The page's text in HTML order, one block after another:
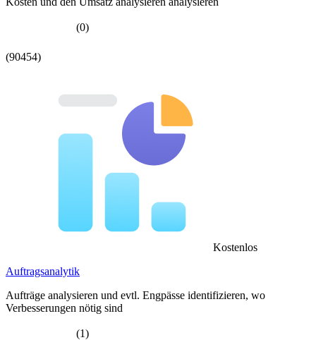
(0)
(90454)
Kostenlos
Auftragsanalytik
Aufträge analysieren und evtl. Engpässe identifizieren, wo
Verbesserungen nötig sind
(1)